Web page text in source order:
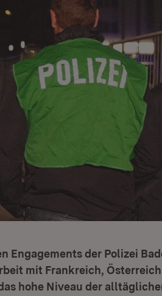
Engagements der Polizei
mit Frankreich,
hohe Niveau der